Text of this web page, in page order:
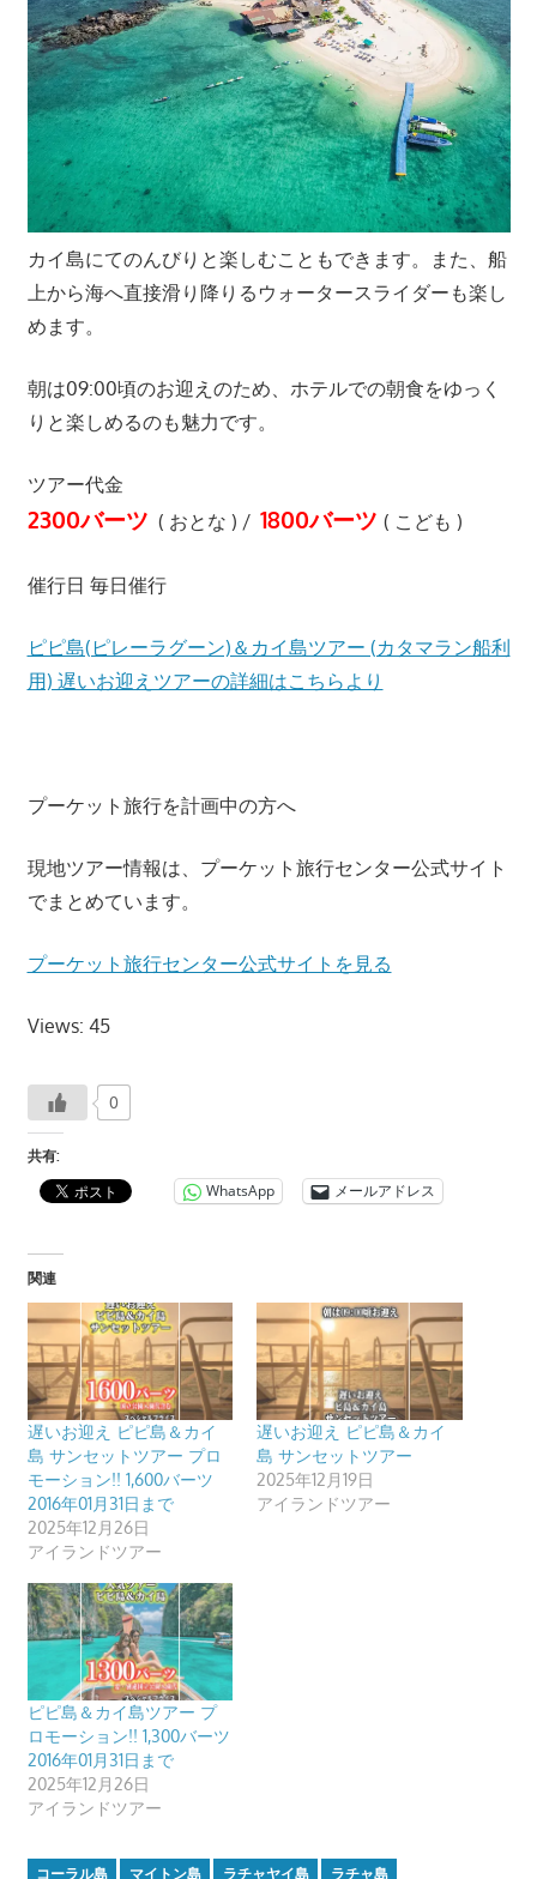
カイ島にてのんびりと楽しむこともできます。また、船
上から海へ直接滑り降りるウォータースライダーも楽し
めます。
朝は09:00頃のお迎えのため、ホテルでの朝食をゆっく
りと楽しめるのも魅力です。
ツアー代金
2300バーツ ( おとな ) / 1800バーツ ( こども )
催行日 毎日催行
ピピ島(ピレーラグーン)＆カイ島ツアー (カタマラン船利
用) 遅いお迎えツアーの詳細はこちらより
プーケット旅行を計画中の方へ
現地ツアー情報は、プーケット旅行センター公式サイト
でまとめています。
プーケット旅行センター公式サイトを見る
Views: 45
0
共有:
WhatsApp メールアドレス
関連
遅いお迎え ピピ島＆カイ
島 サンセットツアー プロ
モーション!! 1,600バーツ
2016年01月31日まで
2025年12月26日
アイランドツアー
遅いお迎え ピピ島＆カイ
島 サンセットツアー
2025年12月19日
アイランドツアー
ピピ島＆カイ島ツアー プ
ロモーション!! 1,300バーツ
2016年01月31日まで
2025年12月26日
アイランドツアー
コーラル島 マイトン島 ラチャヤイ島 ラチャ島